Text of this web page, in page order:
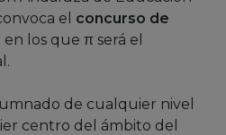
el concurso de
en los que π será el
de cualquier nivel
centro del ámbito del